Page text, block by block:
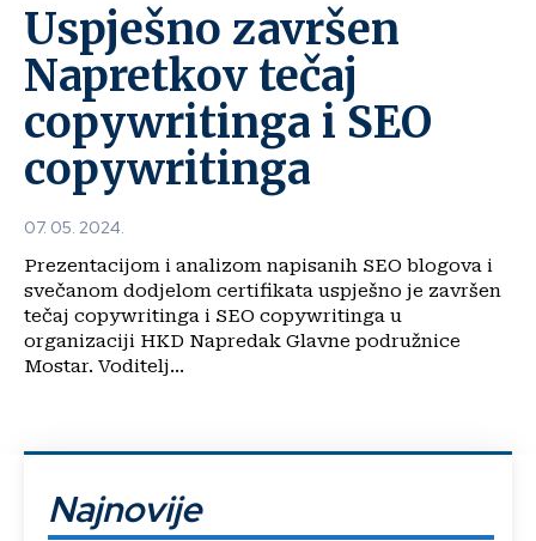
Uspješno završen
Napretkov tečaj
copywritinga i SEO
copywritinga
07. 05. 2024.
Prezentacijom i analizom napisanih SEO blogova i
svečanom dodjelom certifikata uspješno je završen
tečaj copywritinga i SEO copywritinga u
organizaciji HKD Napredak Glavne podružnice
Mostar. Voditelj...
Najnovije